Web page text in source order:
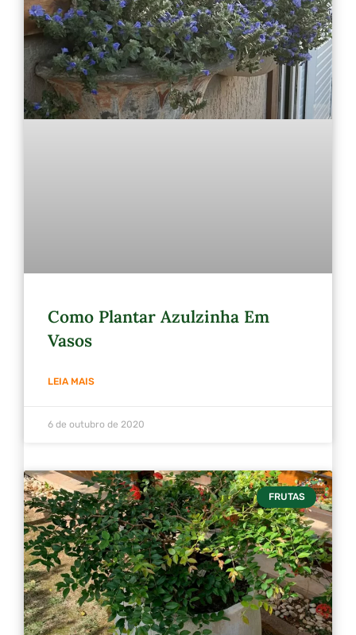
Como Plantar Azulzinha Em
Vasos
LEIA MAIS
6 de outubro de 2020
FRUTAS